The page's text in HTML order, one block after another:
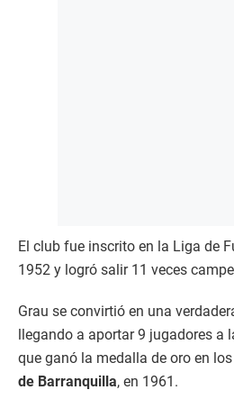
El club fue inscrito en la Liga de
1952 y logró salir 11 veces
Grau se convirtió en una
llegando a aportar 9 jugadores a
que ganó la medalla de oro en
de Barranquilla, en 1961.